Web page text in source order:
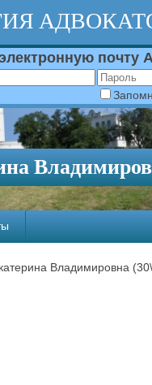
почту
Владимировна